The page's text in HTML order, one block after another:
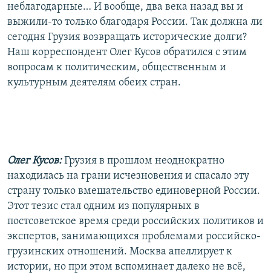
неблагодарные… И вообще, два века назад вы и
выжили-то только благодаря России. Так должна ли
сегодня Грузия возвращать исторические долги?
Наш корреспондент Олег Кусов обратился с этим
вопросам к политическим, общественным и
культурным деятелям обеих стран.
Олег Кусов:Грузия в прошлом неоднократно
находилась на грани исчезновения и спасало эту
страну только вмешательство единоверной России.
Этот тезис стал одним из популярных в
постсоветское время среди российских политиков и
экспертов, занимающихся проблемами российско-
грузинских отношений. Москва апеллирует к
истории, но при этом вспоминает далеко не всё,